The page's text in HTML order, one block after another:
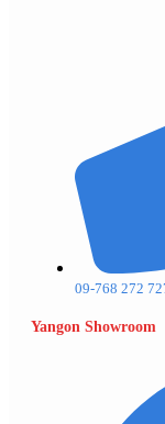
09-768 272
Yangon Showroom